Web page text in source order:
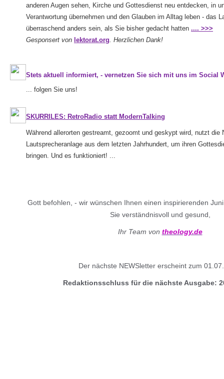
anderen Augen sehen, Kirche und Gottesdienst neu entdecken, in
Verantwortung übernehmen und den Glauben im Alltag leben - das
überraschend anders sein, als Sie bisher gedacht hatten .... >>>
Gesponsert von lektorat.org. Herzlichen Dank!
Stets aktuell informiert, - vernetzen Sie sich mit uns im Social
... folgen Sie uns!
SKURRILES: RetroRadio statt ModernTalking
Während allerorten gestreamt, gezoomt und geskypt wird, nutzt die
Lautsprecheranlage aus dem letzten Jahrhundert, um ihren
bringen. Und es funktioniert! ...
Gott befohlen, - wir wünschen Ihnen einen inspirierenden
Sie verständnisvoll und gesund,
Ihr Team von theology.de
Der nächste NEWSletter erscheint zum
Redaktionsschluss für die nächste Ausgabe: